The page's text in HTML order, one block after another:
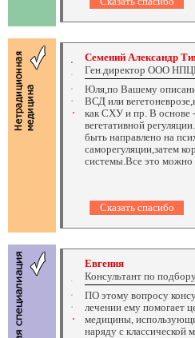
Семений Александр
Ген.директор ООО
Юля,по Вашему
ВСД или
как СХУ и пр. В основе
вегетативной
быть направлено на
саморегуляции,затем
системы.Все это можно
Евгения
Консультант по
ПО этому вопросу
лечении ему помогает
медицины,
наряду с классической